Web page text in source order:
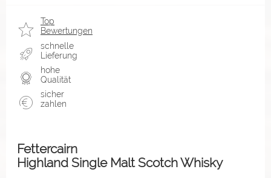
Top
Bewertungen
schnelle
Lieferung
hohe
Qualität
sicher
zahlen
Fettercairn
Highland Single Malt Scotch Whisky